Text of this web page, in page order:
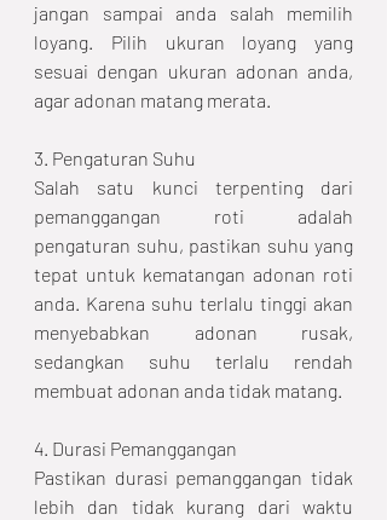
jangan sampai anda salah memilih
loyang. Pilih ukuran loyang yang
sesuai dengan ukuran adonan anda,
agar adonan matang merata.
3. Pengaturan Suhu
Salah satu kunci terpenting dari
pemanggangan roti adalah
pengaturan suhu, pastikan suhu yang
tepat untuk kematangan adonan roti
anda. Karena suhu terlalu tinggi akan
menyebabkan adonan rusak,
sedangkan suhu terlalu rendah
membuat adonan anda tidak matang.
4. Durasi Pemanggangan
Pastikan durasi pemanggangan tidak
lebih dan tidak kurang dari waktu